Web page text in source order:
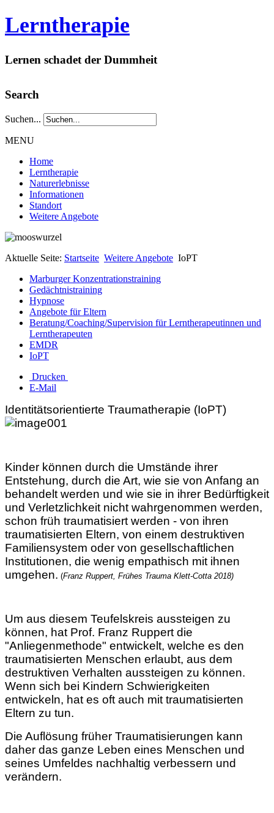
Lerntherapie
Lernen schadet der Dummheit
Search
Suchen...
MENU
Home
Lerntherapie
Naturerlebnisse
Informationen
Standort
Weitere Angebote
Aktuelle Seite: Startseite Weitere Angebote IoPT
Marburger Konzentrationstraining
Gedächtnistraining
Hypnose
Angebote für Eltern
Beratung/Coaching/Supervision für Lerntherapeutinnen und
Lerntherapeuten
EMDR
IoPT
Drucken
E-Mail
Identitätsorientierte Traumatherapie (IoPT)
Kinder können durch die Umstände ihrer
Entstehung, durch die Art, wie sie von Anfang an
behandelt werden und wie sie in ihrer Bedürftigkeit
und Verletzlichkeit nicht wahrgenommen werden,
schon früh traumatisiert werden - von ihren
traumatisierten Eltern, von einem destruktiven
Familiensystem oder von gesellschaftlichen
Institutionen, die wenig empathisch mit ihnen
umgehen. (Franz Ruppert, Frühes Trauma Klett-Cotta 2018)
Um aus diesem Teufelskreis aussteigen zu
können, hat Prof. Franz Ruppert die
"Anliegenmethode" entwickelt, welche es den
traumatisierten Menschen erlaubt, aus dem
destruktiven Verhalten aussteigen zu können.
Wenn sich bei Kindern Schwierigkeiten
entwickeln, hat es oft auch mit traumatisierten
Eltern zu tun.
Die Auflösung früher Traumatisierungen kann
daher das ganze Leben eines Menschen und
seines Umfeldes nachhaltig verbessern und
verändern.